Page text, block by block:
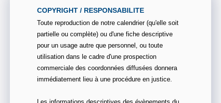
COPYRIGHT / RESPONSABILITE
Toute reproduction de notre calendrier (qu'elle soit
partielle ou complète) ou d'une fiche descriptive
pour un usage autre que personnel, ou toute
utilisation dans le cadre d'une prospection
commerciale des coordonnées diffusées donnera
immédiatement lieu à une procédure en justice.